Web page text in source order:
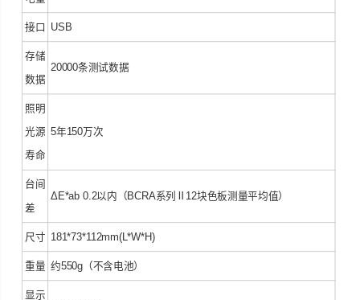
接口 USB
存储
数据
20000条测试数据
照明
光源
寿命
5年150万次
台间
差
ΔE*ab 0.2以内（BCRA系列Ⅱ12块色板测量平均值）
尺寸 181*73*112mm(L*W*H)
重量 约550g（不含电池）
显示